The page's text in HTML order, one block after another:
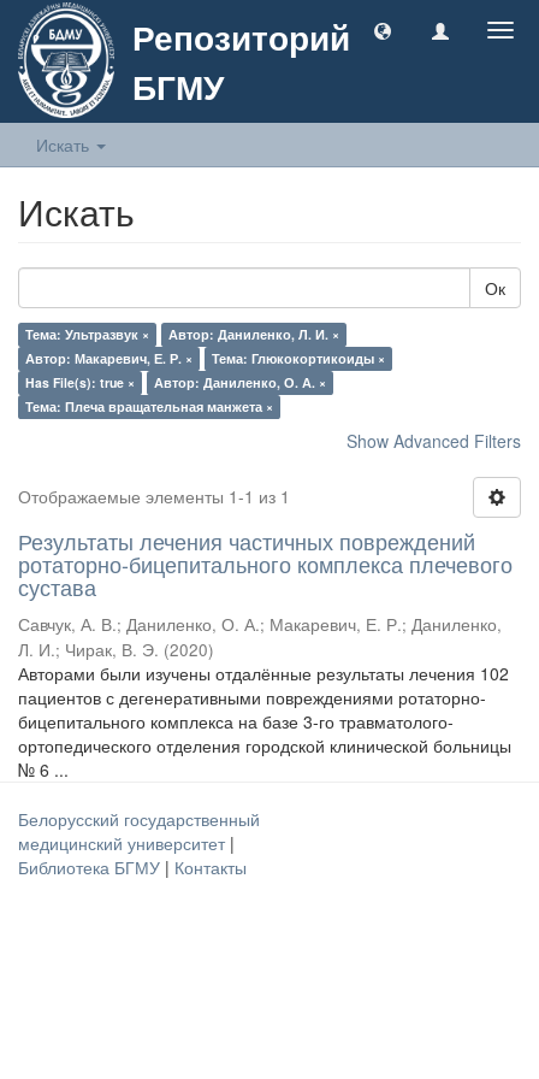
Репозиторий
БГМУ
Искать
Искать
Ок
Тема: Ультразвук ×
Автор: Даниленко, Л. И. ×
Автор: Макаревич, Е. Р. ×
Тема: Глюкокортикоиды ×
Has File(s): true ×
Автор: Даниленко, О. А. ×
Тема: Плеча вращательная манжета ×
Show Advanced Filters
Отображаемые элементы 1-1 из 1
Результаты лечения частичных повреждений
ротаторно-бицепитального комплекса плечевого
сустава
Савчук, А. В.; Даниленко, О. А.; Макаревич, Е. Р.; Даниленко,
Л. И.; Чирак, В. Э. (2020)
Авторами были изучены отдалённые результаты лечения 102
пациентов с дегенеративными повреждениями ротаторно-
бицепитального комплекса на базе 3-го травматолого-
ортопедического отделения городской клинической больницы
№ 6 ...
Белорусский государственный
медицинский университет |
Библиотека БГМУ | Контакты